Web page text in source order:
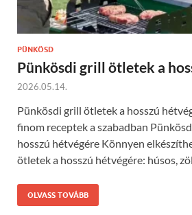
PÜNKÖSD
Pünkösdi grill ötletek a
2026.05.14.
Pünkösdi grill ötletek a hosszú
finom receptek a szabadban
hosszú hétvégére Könnyen
ötletek a hosszú hétvégére: húsos,
OLVASS TOVÁBB